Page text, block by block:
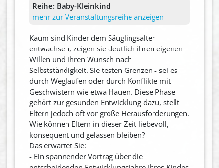
Reihe: Baby-Kleinkind
mehr zur Veranstaltungsreihe anzeigen
Kaum sind Kinder dem Säuglingsalter
entwachsen, zeigen sie deutlich ihren eigenen
Willen und ihren Wunsch nach
Selbstständigkeit. Sie testen Grenzen - sei es
durch Weglaufen oder durch Konflikte mit
Geschwistern wie etwa Hauen. Diese Phase
gehört zur gesunden Entwicklung dazu, stellt
Eltern jedoch oft vor große Herausforderungen.
Wie können Eltern in dieser Zeit liebevoll,
konsequent und gelassen bleiben?
Das erwartet Sie:
- Ein spannender Vortrag über die